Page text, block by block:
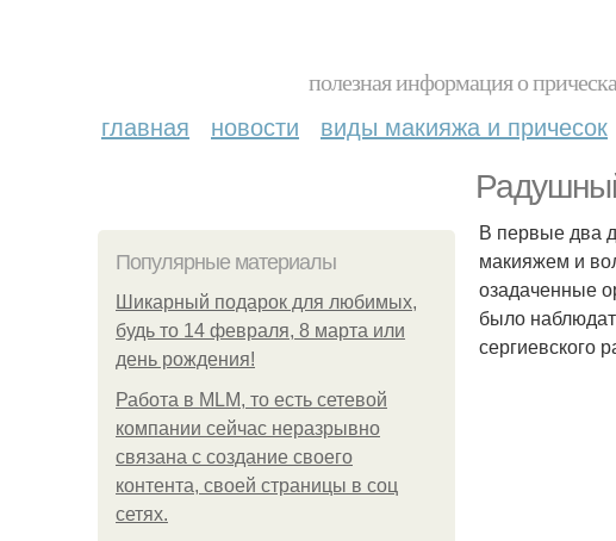
полезная информация о
главная новости виды макияжа и причесок
Популярные материалы
Шикарный подарок для любимых,
будь то 14 февраля, 8 марта или
день рождения!
Работа в MLM, то есть сетевой
компании сейчас неразрывно
связана с создание своего
контента, своей страницы в соц
сетях.
В первые два
макияжем и
озадаченные
было
сергиевского